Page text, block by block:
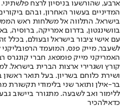
ארבע, שהורשעו בניסיון לרצח
המדיניים בעשור האחרון, ובהם
בישראל. התלווה אל משלחות ראש
בוושינגטון, בדרום אמריקה, ברוסיה,
עם אישי ציבור בישראל ובעולם, בכלל
לשעבר, מייק פנס, המועמד
האמריקני מייק פומפאו, חברי קונגרס
קורץ ושגרירי ארצות הברית בישראל.
ושירת כלוחם בשריון. בעל תואר
בר-אילן ותואר שני בלימודי תקשורת
ללימור ואב לשבעה. מתגורר ביישוב
כדאילהכיר